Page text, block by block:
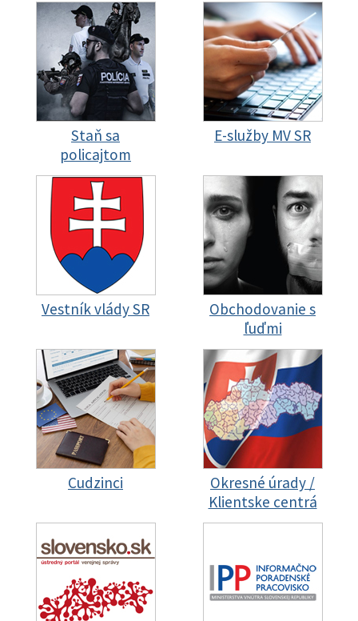
Staň sa
policajtom
E-služby MV SR
Vestník vlády SR
Obchodovanie s
ľuďmi
Cudzinci
Okresné úrady /
Klientske centrá